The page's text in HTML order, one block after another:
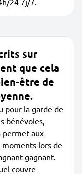
24 7j/7.
sur
que cela
être de
pour la garde de
bénévoles,
permet aux
lors de
gagnant.
couvre